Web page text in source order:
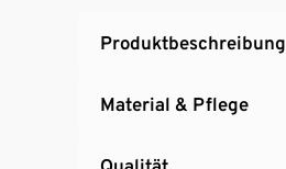
Produktbeschreibung
Material & Pflege